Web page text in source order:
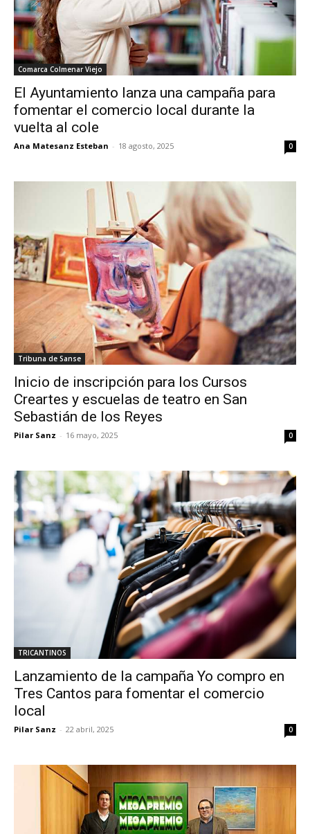
Comarca Colmenar Viejo
El Ayuntamiento lanza una campaña para
fomentar el comercio local durante la
vuelta al cole
Ana Matesanz Esteban - 18 agosto, 2025 0
Tribuna de Sanse
Inicio de inscripción para los Cursos
Creartes y escuelas de teatro en San
Sebastián de los Reyes
Pilar Sanz - 16 mayo, 2025 0
TRICANTINOS
Lanzamiento de la campaña Yo compro en
Tres Cantos para fomentar el comercio
local
Pilar Sanz - 22 abril, 2025 0